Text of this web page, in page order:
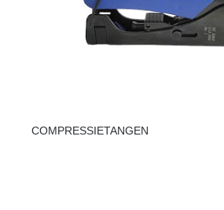
COMPRESSIETANGEN